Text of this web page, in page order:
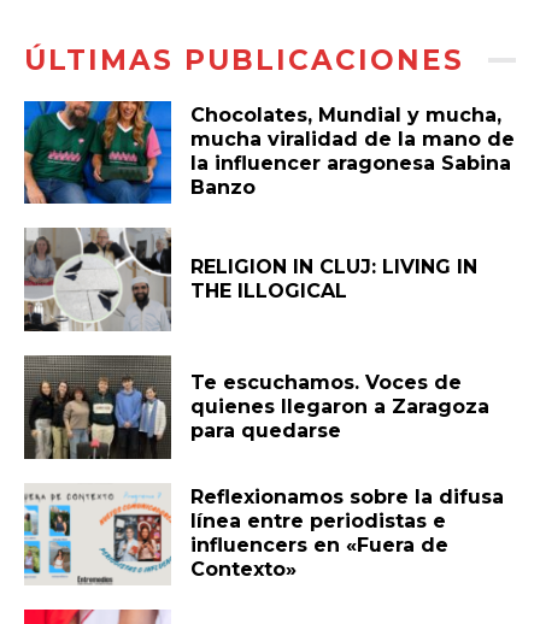
ÚLTIMAS PUBLICACIONES
Chocolates, Mundial y mucha,
mucha viralidad de la mano de
la influencer aragonesa Sabina
Banzo
RELIGION IN CLUJ: LIVING IN
THE ILLOGICAL
Te escuchamos. Voces de
quienes llegaron a Zaragoza
para quedarse
Reflexionamos sobre la difusa
línea entre periodistas e
influencers en «Fuera de
Contexto»